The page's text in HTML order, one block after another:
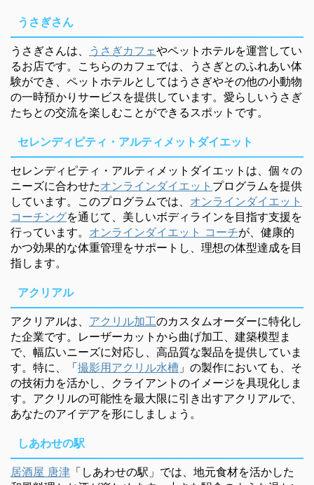
うさぎさん
うさぎさんは、 うさぎカフェやペットホテルを運営してい
るお店です。こちらのカフェでは、うさぎとのふれあい体
験ができ、ペットホテルとしてはうさぎやその他の小動物
の一時預かりサービスを提供しています。愛らしいうさぎ
たちとの交流を楽しむことができるスポットです。
セレンディピティ・アルティメットダイエット
セレンディピティ・アルティメットダイエットは、個々の
ニーズに合わせたオンラインダイエット プログラムを提供
しています。このプログラムでは、 オンラインダイエット
コーチングを通じて、美しいボディラインを目指す支援を
行っています。 オンラインダイエット コーチが、健康的
かつ効果的な体重管理をサポートし、理想の体型達成を目
指します。
アクリアル
アクリアルは、 アクリル加工のカスタムオーダーに特化し
た企業です。レーザーカットから曲げ加工、建築模型ま
で、幅広いニーズに対応し、高品質な製品を提供していま
す。特に、「撮影用アクリル水槽 」の製作においても、そ
の技術力を活かし、クライアントのイメージを具現化しま
す。アクリルの可能性を最大限に引き出すアクリアルで、
あなたのアイデアを形にしましょう。
しあわせの駅
居酒屋 唐津 「しあわせの駅」では、地元食材を活かした